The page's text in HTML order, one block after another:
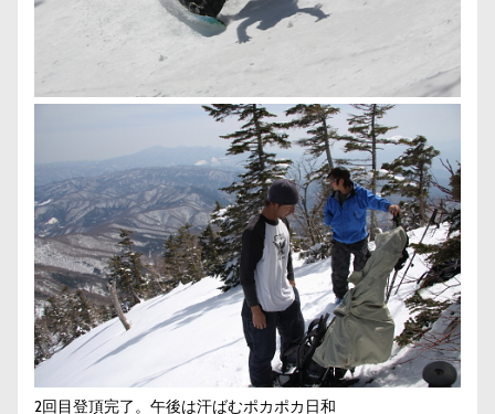
2回目登頂完了。午後は汗ばむポカポカ日和